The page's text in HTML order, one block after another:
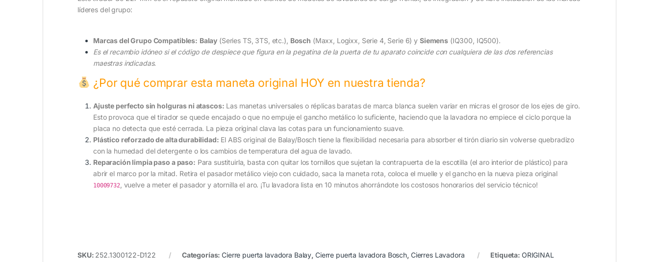
líderes del grupo:
Marcas del Grupo Compatibles: Balay (Series TS, 3TS, etc.), Bosch (Maxx, Logixx, Serie 4, Serie 6) y Siemens(IQ300, IQ500).
Es el recambio idóneo si el código de despiece que figura en la pegatina de la puerta de tu aparato coincide con cualquiera de las dos referencias
maestras indicadas.
¿Por qué comprar esta maneta original HOY en nuestra tienda?
Ajuste perfecto sin holguras ni atascos: Las manetas universales o réplicas baratas de marca blanca suelen variar en micras el grosor de los ejes de giro.
Esto provoca que el tirador se quede encajado o que no empuje el gancho metálico lo suficiente, haciendo que la lavadora no empiece el ciclo porque la
placa no detecta que esté cerrada. La pieza original clava las cotas para un funcionamiento suave.
Plástico reforzado de alta durabilidad: El ABS original de Balay/Bosch tiene la flexibilidad necesaria para absorber el tirón diario sin volverse quebradizo
con la humedad del detergente o los cambios de temperatura del agua de lavado.
Reparación limpia paso a paso: Para sustituirla, basta con quitar los tornillos que sujetan la contrapuerta de la escotilla (el aro interior de plástico) para
abrir el marco por la mitad. Retira el pasador metálico viejo con cuidado, saca la maneta rota, coloca el muelle y el gancho en la nueva pieza original
10009732 , vuelve a meter el pasador y atornilla el aro. ¡Tu lavadora lista en 10 minutos ahorrándote los costosos honorarios del servicio técnico!
SKU: 252.1300122-D122 Categorías:Cierre puerta lavadora Balay, Cierre puerta lavadora Bosch, Cierres Lavadora Etiqueta: ORIGINAL